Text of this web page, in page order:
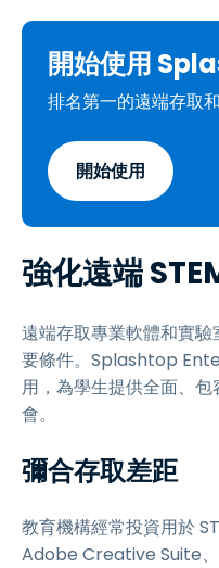
開始使用
排名第一的遠端存取
開始使用
強化遠端
遠端存取專業軟體和實
要條件。Splashtop
用，為學生提供全面、
會。
彌合存取差距
教育機構經常投資用於
Adobe Creative Suite